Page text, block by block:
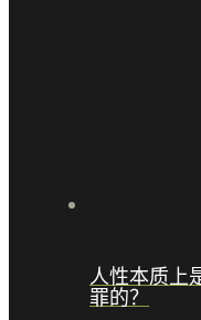
人性本质上
罪的？